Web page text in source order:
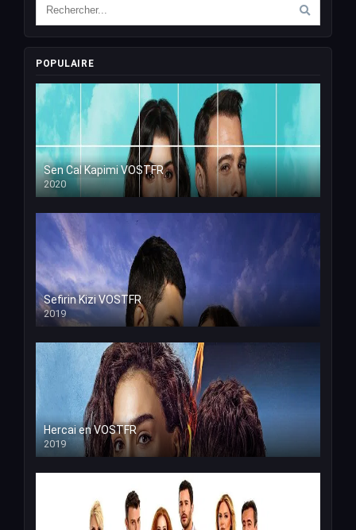
POPULAIRE
Sen Cal Kapimi VOSTFR
2020
Sefirin Kizi VOSTFR
2019
Hercai en VOSTFR
2019